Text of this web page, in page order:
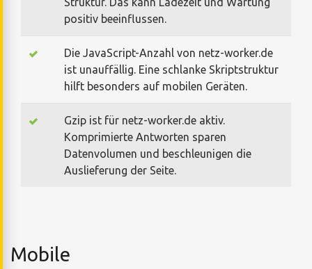
positiv beeinflussen.
Die JavaScript-Anzahl von netz-worker.de
ist unauffällig. Eine schlanke Skriptstruktur
hilft besonders auf mobilen Geräten.
Gzip ist für netz-worker.de aktiv.
Komprimierte Antworten sparen
Datenvolumen und beschleunigen die
Auslieferung der Seite.
Mobile